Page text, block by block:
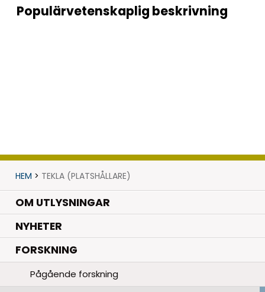
Populärvetenskaplig beskrivning
HEM > TEKLA (PLATSHÅLLARE)
OM UTLYSNINGAR
NYHETER.
FORSKNING.
Pågående forskning